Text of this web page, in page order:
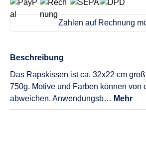
Zahlen auf Rechnung
Beschreibung
Das Rapskissen ist ca. 32x22 cm
750g. Motive und Farben können von
abweichen. Anwendungsb… Mehr